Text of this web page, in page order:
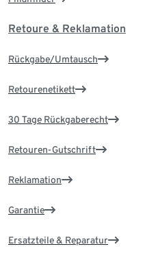
Retoure & Reklamation
Rückgabe/Umtausch
Retourenetikett
30 Tage Rückgaberecht
Retouren-Gutschrift
Reklamation
Garantie
Ersatzteile & Reparatur